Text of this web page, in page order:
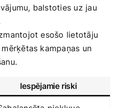
balstoties uz jau
esošo lietotāju
kampaņas un
Iespējamie riski